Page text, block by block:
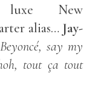
luxe New
alias… Jay-
say my
tout ça tout